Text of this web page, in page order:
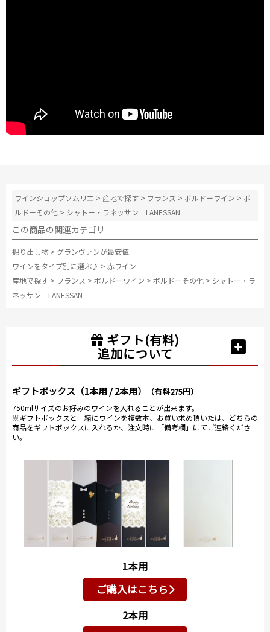
ワインショップソムリエ > 産地で探す > フランス >ボルドーワイン >ボ
ルドーその他 > シャトー・ラネッサン LANESSAN
この商品の関連カテゴリ
掘り出し物 > グランヴァンが最安値
ワインをタイプ別に選ぶ♪ > 赤ワイン
産地で探す > フランス > ボルドーワイン > ボルドーその他 > シャトー・ラ
ネッサン LANESSAN
ギフト(有料)
追加について
ギフトボックス（1本用 / 2本用） （有料275円）
750mlサイズのお好みのワインを入れることが出来ます。
※ギフトボックスと一緒にワインを複数本、お買い求め頂いたは、どちらの
商品をギフトボックスに入れるか、注文時に「備考欄」にてご連絡くださ
い。
1本用
ご購入はこちら
2本用